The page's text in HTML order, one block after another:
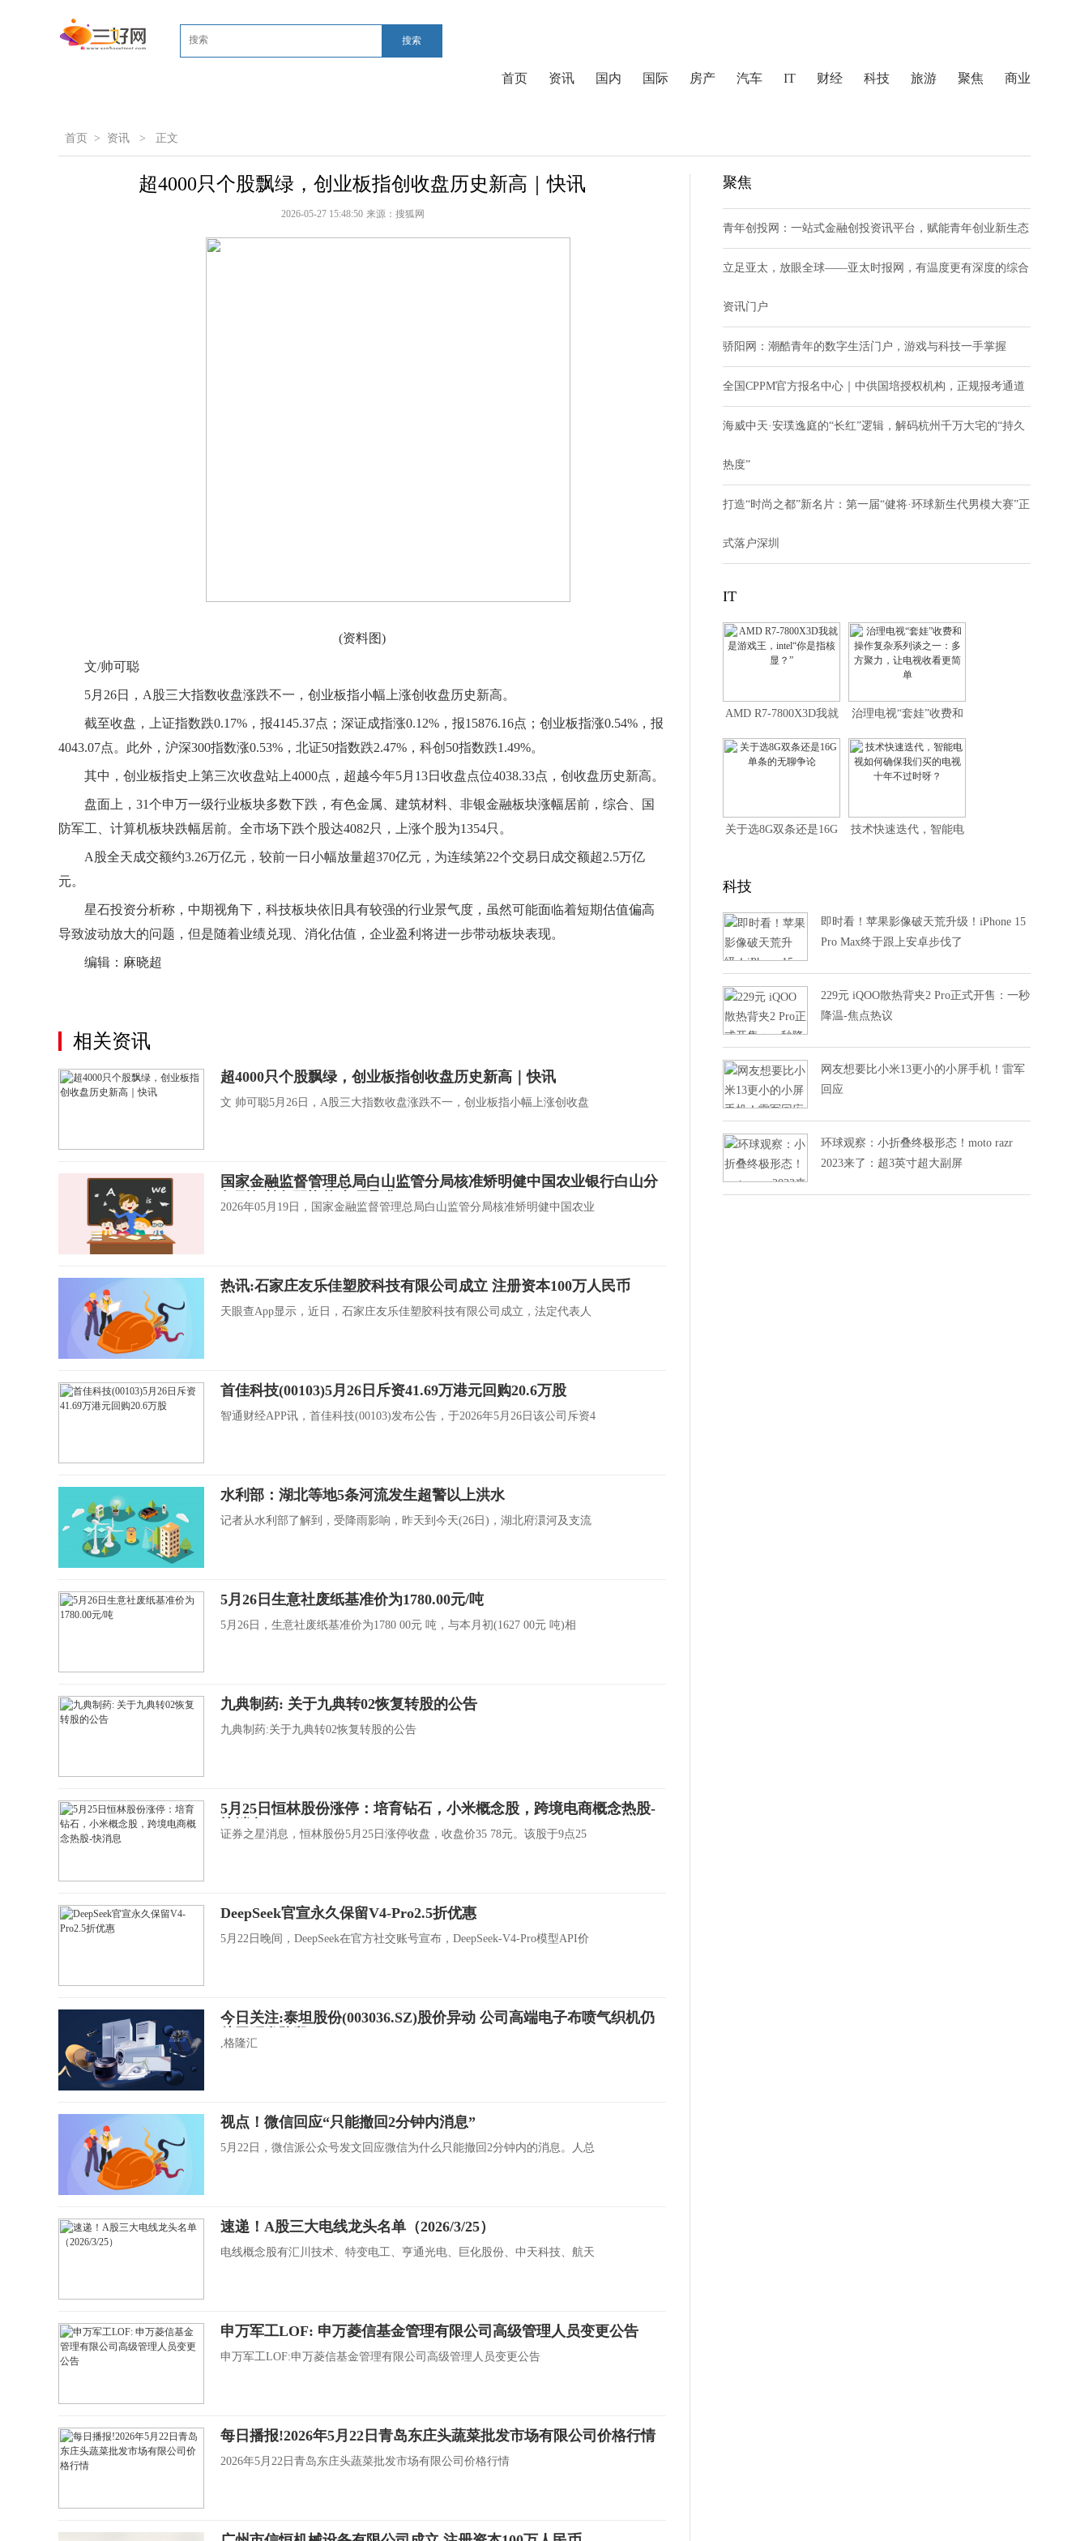
搜索
首页 资讯 国内 国际 房产 汽车 IT 财经 科技 旅游 聚焦 商业
首页 > 资讯 > 正文
超4000只个股飘绿，创业板指创收盘历史新高｜快讯
2026-05-27 15:48:50 来源： 搜狐网
(资料图)
文/帅可聪
5月26日，A股三大指数收盘涨跌不一，创业板指小幅上涨创收盘历史新高。
截至收盘，上证指数跌0.17%，报4145.37点；深证成指涨0.12%，报15876.16点；创业板指涨0.54%，报
4043.07点。此外，沪深300指数涨0.53%，北证50指数跌2.47%，科创50指数跌1.49%。
其中，创业板指史上第三次收盘站上4000点，超越今年5月13日收盘点位4038.33点，创收盘历史新高。
盘面上，31个申万一级行业板块多数下跌，有色金属、建筑材料、非银金融板块涨幅居前，综合、国
防军工、计算机板块跌幅居前。全市场下跌个股达4082只，上涨个股为1354只。
A股全天成交额约3.26万亿元，较前一日小幅放量超370亿元，为连续第22个交易日成交额超2.5万亿
元。
星石投资分析称，中期视角下，科技板块依旧具有较强的行业景气度，虽然可能面临着短期估值偏高
导致波动放大的问题，但是随着业绩兑现、消化估值，企业盈利将进一步带动板块表现。
编辑：麻晓超
相关资讯
超4000只个股飘绿，创业板指创收盘历史新高｜快讯
文 帅可聪5月26日，A股三大指数收盘涨跌不一，创业板指小幅上涨创收盘
国家金融监督管理总局白山监管分局核准矫明健中国农业银行白山分
行副行长任职资格|每日聚焦
2026年05月19日，国家金融监督管理总局白山监管分局核准矫明健中国农业
热讯:石家庄友乐佳塑胶科技有限公司成立 注册资本100万人民币
天眼查App显示，近日，石家庄友乐佳塑胶科技有限公司成立，法定代表人
首佳科技(00103)5月26日斥资41.69万港元回购20.6万股
智通财经APP讯，首佳科技(00103)发布公告，于2026年5月26日该公司斥资4
水利部：湖北等地5条河流发生超警以上洪水
记者从水利部了解到，受降雨影响，昨天到今天(26日)，湖北府澴河及支流
5月26日生意社废纸基准价为1780.00元/吨
5月26日，生意社废纸基准价为1780 00元 吨，与本月初(1627 00元 吨)相
九典制药: 关于九典转02恢复转股的公告
九典制药:关于九典转02恢复转股的公告
5月25日恒林股份涨停：培育钻石，小米概念股，跨境电商概念热股-
快消息
证券之星消息，恒林股份5月25日涨停收盘，收盘价35 78元。该股于9点25
DeepSeek官宣永久保留V4-Pro2.5折优惠
5月22日晚间，DeepSeek在官方社交账号宣布，DeepSeek-V4-Pro模型API价
今日关注:泰坦股份(003036.SZ)股价异动 公司高端电子布喷气织机仍
处于研发阶段
,格隆汇
视点！微信回应“只能撤回2分钟内消息”
5月22日，微信派公众号发文回应微信为什么只能撤回2分钟内的消息。人总
速递！A股三大电线龙头名单（2026/3/25）
电线概念股有汇川技术、特变电工、亨通光电、巨化股份、中天科技、航天
申万军工LOF: 申万菱信基金管理有限公司高级管理人员变更公告
申万军工LOF:申万菱信基金管理有限公司高级管理人员变更公告
每日播报!2026年5月22日青岛东庄头蔬菜批发市场有限公司价格行情
2026年5月22日青岛东庄头蔬菜批发市场有限公司价格行情
聚焦
青年创投网：一站式金融创投资讯平台，赋能青年创业新生态
立足亚太，放眼全球——亚太时报网，有温度更有深度的综合
资讯门户
骄阳网：潮酷青年的数字生活门户，游戏与科技一手掌握
全国CPPM官方报名中心｜中供国培授权机构，正规报考通道
海威中天·安璞逸庭的“长红”逻辑，解码杭州千万大宅的“持久
热度”
打造“时尚之都”新名片：第一届“健将·环球新生代男模大赛”正
式落户深圳
IT
AMD R7-7800X3D我就
是游戏王，intel“你是指
核显？”
治理电视“套娃”收费和
操作复杂系列谈之一：
多方聚力，让电视收看
关于选8G双条还是16G
技术快速迭代，智能电
科技
即时看！苹果影像破天荒升级！iPhone 15
Pro Max终于跟上安卓步伐了
229元 iQOO散热背夹2 Pro正式开售：一秒
降温-焦点热议
网友想要比小米13更小的小屏手机！雷军
回应
环球观察：小折叠终极形态！moto razr
2023来了：超3英寸超大副屏